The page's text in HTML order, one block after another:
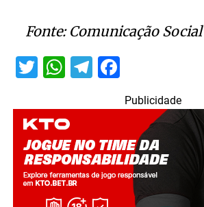
Fonte: Comunicação
Twitter
WhatsApp
Telegram
Facebook
Publicidade